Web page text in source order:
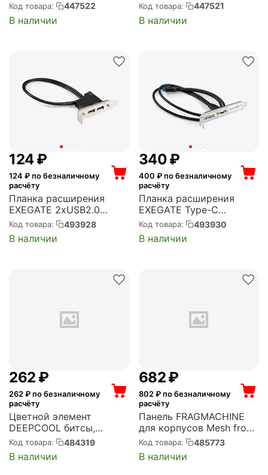
switch& holder for EAR
series (6143880)
Код товара: 447522
В наличии
Intrusion switch for PE
series + screw 6183009
(6183008)
Код товара: 447521
В наличии
‍124‍₽
124 ₽ по безналичному
расчёту
Планка расширения
EXEGATE 2xUSB2.0
BrctUSB2-2A-LP (USB 2.0
9pin (IDC 9pin F) --> 2x
USB 2.0 Af, кабель 20см,
Код товара: 493928
В наличии
‍340‍₽
400 ₽ по безналичному
расчёту
Планка расширения
EXEGATE Type-C
BrctUSB3-1C (USB 3.2
Gen1 20pin (IDC 20pin F)
--> USB 3.2 Gen1 Type-
Код товара: 493930
В наличии
‍262‍ ₽
262 ₽ по безналичному
расчёту
Цветной элемент
DEEPCOOL битсы,
оранжевый, для
оформления корпуса, R-
PIXEL-PO100-G-1, 100шт
Код товара: 484319
В наличии
‍682‍₽
802₽ по безналичному
расчёту
Панель FRAGMACHINE
для корпусов Mesh front
panel for GM-A365-DBB-
FM (FP-FM)
Код товара: 485773
В наличии